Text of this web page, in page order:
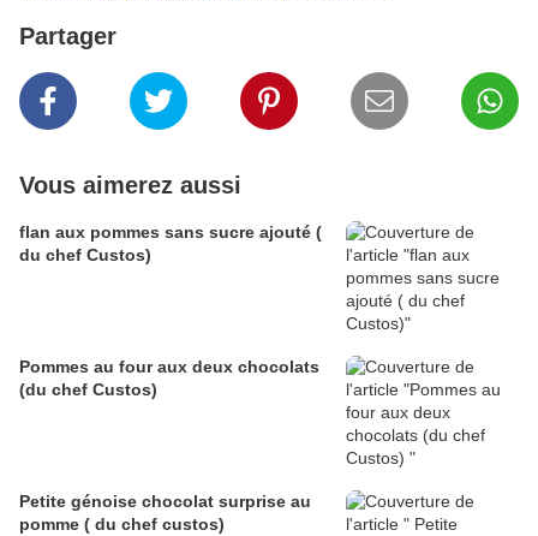
Partager
Vous aimerez aussi
flan aux pommes sans sucre ajouté (
du chef Custos)
Pommes au four aux deux chocolats
(du chef Custos)
Petite génoise chocolat surprise au
pomme ( du chef custos)